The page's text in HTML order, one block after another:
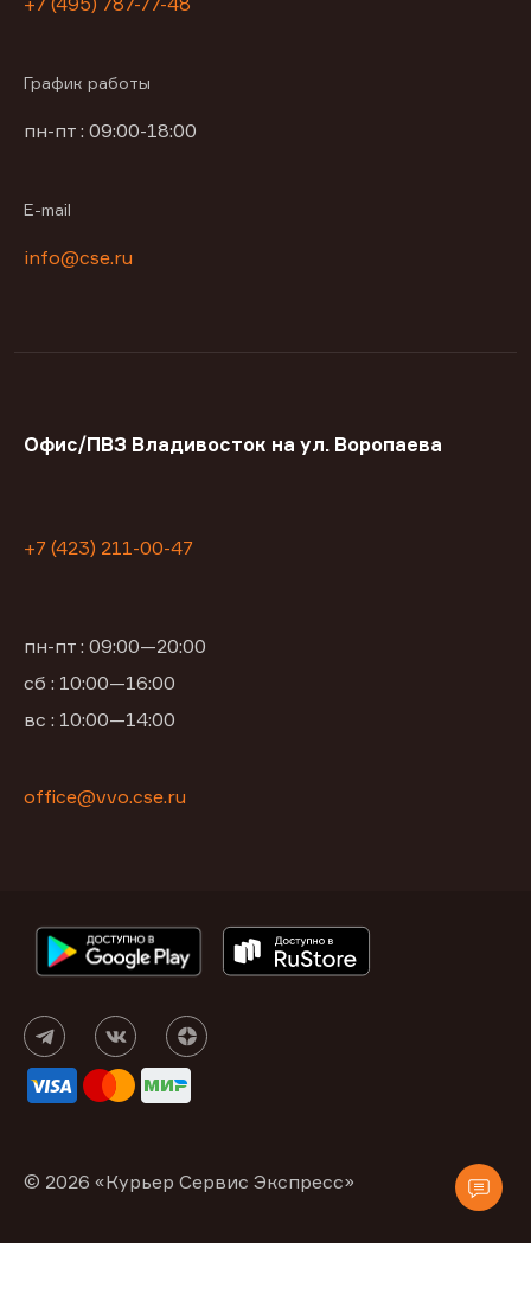
График работы
пн-пт : 09:00-18:00
E-mail
info@cse.ru
Офис/ПВЗ Владивосток на ул. Воропаева
+7 (423) 211-00-47
пн-пт : 09:00—20:00
сб : 10:00—16:00
вс : 10:00—14:00
office@vvo.cse.ru
© 2026 «Курьер Сервис Экспресс»